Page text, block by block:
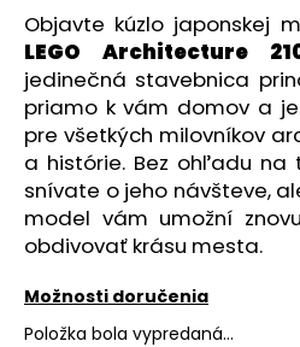
hviezdičiek.
Objavte kúzlo japonskej
LEGO Architecture
jedinečná stavebnica
priamo k vám domov a
pre všetkých milovníkov
a histórie. Bez ohľadu na
snívate o jeho návšteve,
model vám umožní
obdivovať krásu mesta.
Možnosti doručenia
Položka bola vypredaná…
O
d
p
o
r
ú
č
a
m
e